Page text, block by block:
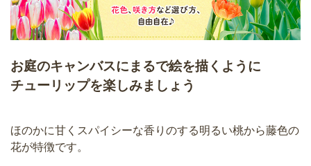
お庭のキャンバスにまるで絵を描くように
チューリップを楽しみましょう
ほのかに甘くスパイシーな香りのする明るい桃から藤色の
花が特徴です。